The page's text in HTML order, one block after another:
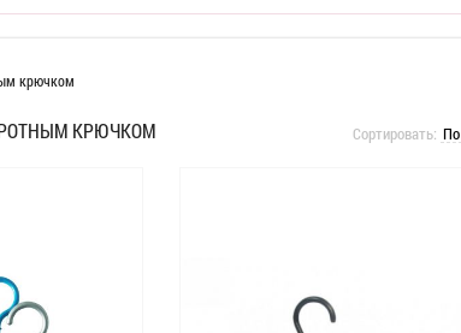
крючком
КРЮЧКОМ Сортировать: